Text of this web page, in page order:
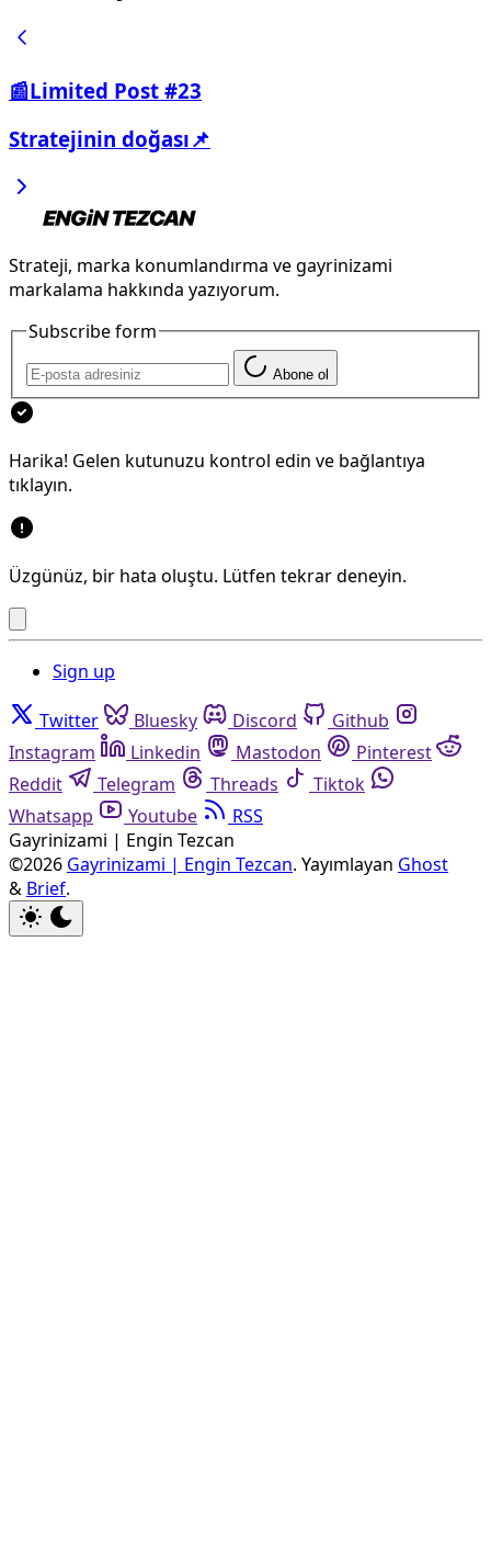
📰Limited Post #23
Stratejinin doğası📌
Strateji, marka konumlandırma ve gayrinizami
markalama hakkında yazıyorum.
Subscribe form
Abone ol
Harika! Gelen kutunuzu kontrol edin ve bağlantıya
tıklayın.
Üzgünüz, bir hata oluştu. Lütfen tekrar deneyin.
Sign up
Twitter Bluesky Discord
Github
Instagram
Linkedin Mastodon
Pinterest
Reddit
Telegram Threads
Tiktok
Whatsapp
Youtube
RSS
Gayrinizami | Engin Tezcan
©2026 Gayrinizami | Engin Tezcan. Yayımlayan Ghost
& Brief.